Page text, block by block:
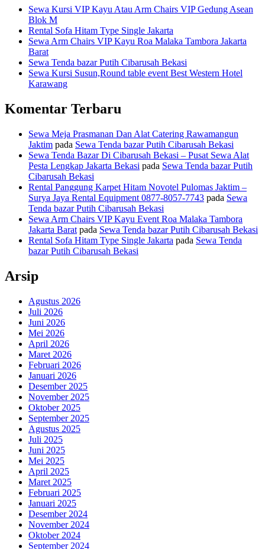
Sewa Kursi VIP Kayu Atau Arm Chairs VIP Gedung Asean
Blok M
Rental Sofa Hitam Type Single Jakarta
Sewa Arm Chairs VIP Kayu Roa Malaka Tambora Jakarta
Barat
Sewa Tenda bazar Putih Cibarusah Bekasi
Sewa Kursi Susun,Round table event Best Western Hotel
Karawang
Komentar Terbaru
Sewa Meja Prasmanan Dan Alat Catering Rawamangun
Jaktim pada Sewa Tenda bazar Putih Cibarusah Bekasi
Sewa Tenda Bazar Di Cibarusah Bekasi – Pusat Sewa Alat
Pesta Lengkap Jakarta Bekasi pada Sewa Tenda bazar Putih
Cibarusah Bekasi
Rental Panggung Karpet Hitam Novotel Pulomas Jaktim –
Surya Jaya Rental Equipment 0877-8057-7743 pada Sewa
Tenda bazar Putih Cibarusah Bekasi
Sewa Arm Chairs VIP Kayu Event Roa Malaka Tambora
Jakarta Barat pada Sewa Tenda bazar Putih Cibarusah Bekasi
Rental Sofa Hitam Type Single Jakarta pada Sewa Tenda
bazar Putih Cibarusah Bekasi
Arsip
Agustus 2026
Juli 2026
Juni 2026
Mei 2026
April 2026
Maret 2026
Februari 2026
Januari 2026
Desember 2025
November 2025
Oktober 2025
September 2025
Agustus 2025
Juli 2025
Juni 2025
Mei 2025
April 2025
Maret 2025
Februari 2025
Januari 2025
Desember 2024
November 2024
Oktober 2024
September 2024